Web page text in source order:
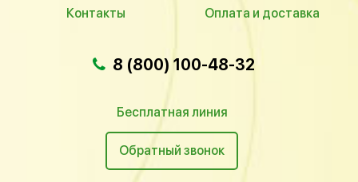
Контакты Оплата и доставка
8 (800) 100-48-32
Бесплатная линия
Обратный звонок